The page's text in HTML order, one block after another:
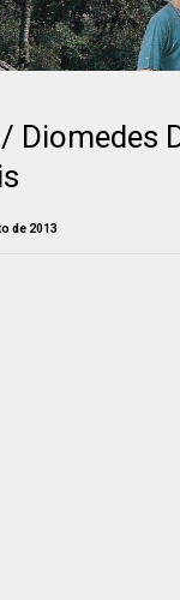
Diomedes
de 2013